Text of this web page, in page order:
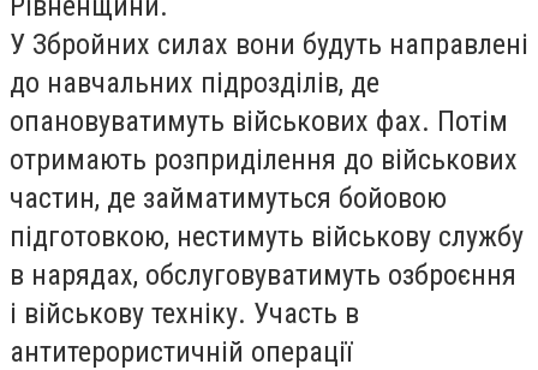
У Збройних силах вони будуть направлені
до навчальних підрозділів, де
опановуватимуть військових фах. Потім
отримають розприділення до військових
частин, де займатимуться бойовою
підготовкою, нестимуть військову службу
в нарядах, обслуговуватимуть озброєння
і військову техніку. Участь в
антитерористичній операції